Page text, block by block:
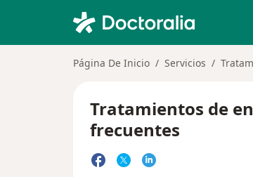
Página De Inicio Servicios
Tratamientos de
frecuentes